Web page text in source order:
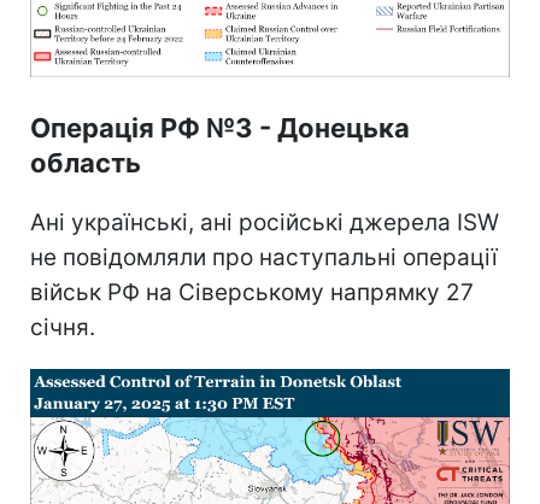
Операція РФ №3 - Донецька
область
Ані українські, ані російські джерела ISW
не повідомляли про наступальні операції
військ РФ на Сіверському напрямку 27
січня.